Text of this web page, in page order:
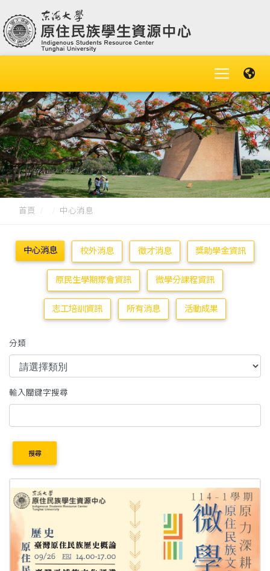
首頁 中心消息
中心消息 校外消息 徵才消息 獎助學金資訊
原民生學期聚會資訊 微學分課程資訊
志工培訓資訊 所有消息 活動成果
分類
輸入關鍵字搜尋
搜尋